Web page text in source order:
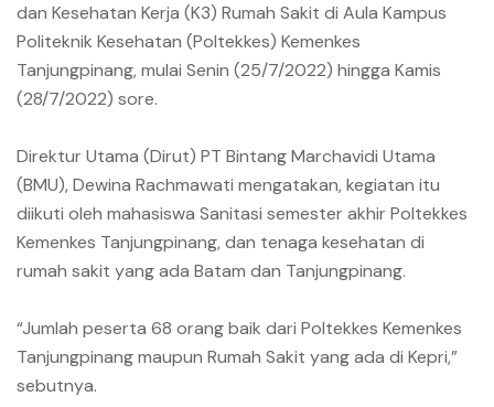
dan Kesehatan Kerja (K3) Rumah Sakit di Aula Kampus
Politeknik Kesehatan (Poltekkes) Kemenkes
Tanjungpinang, mulai Senin (25/7/2022) hingga Kamis
(28/7/2022) sore.
Direktur Utama (Dirut) PT Bintang Marchavidi Utama
(BMU), Dewina Rachmawati mengatakan, kegiatan itu
diikuti oleh mahasiswa Sanitasi semester akhir Poltekkes
Kemenkes Tanjungpinang, dan tenaga kesehatan di
rumah sakit yang ada Batam dan Tanjungpinang.
“Jumlah peserta 68 orang baik dari Poltekkes Kemenkes
Tanjungpinang maupun Rumah Sakit yang ada di Kepri,”
sebutnya.